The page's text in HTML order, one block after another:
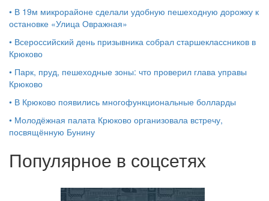
• В 19м микрорайоне сделали удобную пешеходную дорожку к
остановке «Улица Овражная»
• Всероссийский день призывника собрал старшеклассников в
Крюково
• Парк, пруд, пешеходные зоны: что проверил глава управы
Крюково
• В Крюково появились многофункциональные болларды
• Молодёжная палата Крюково организовала встречу,
посвящённую Бунину
Популярное в соцсетях